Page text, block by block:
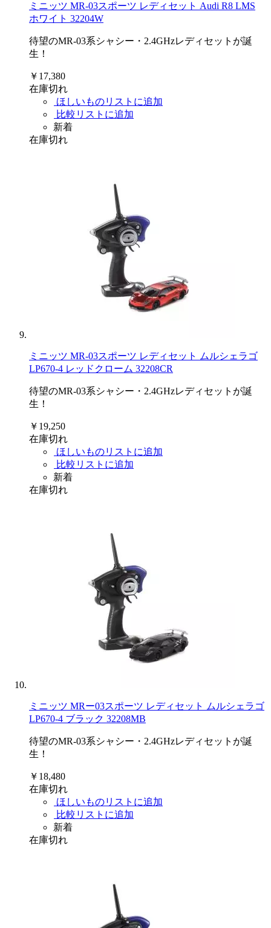
ミニッツ MR-03スポーツ レディセット Audi R8 LMS
ホワイト 32204W
待望のMR-03系シャシー・2.4GHzレディセットが誕
生！
￥17,380
在庫切れ
ほしいものリストに追加
比較リストに追加
新着
在庫切れ
ミニッツ MR-03スポーツ レディセット ムルシェラゴ
LP670-4 レッドクローム 32208CR
待望のMR-03系シャシー・2.4GHzレディセットが誕
生！
￥19,250
在庫切れ
ほしいものリストに追加
比較リストに追加
新着
在庫切れ
ミニッツ MRー03スポーツ レディセット ムルシェラゴ
LP670-4 ブラック 32208MB
待望のMR-03系シャシー・2.4GHzレディセットが誕
生！
￥18,480
在庫切れ
ほしいものリストに追加
比較リストに追加
新着
在庫切れ